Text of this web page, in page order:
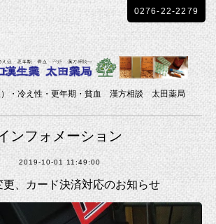
）・冷え性・更年期・貧血 漢方相談 太田薬局
0276-22-2279
ンフォメーション
2019-10-01 11:49:00
更、カード決済対応のお知らせ